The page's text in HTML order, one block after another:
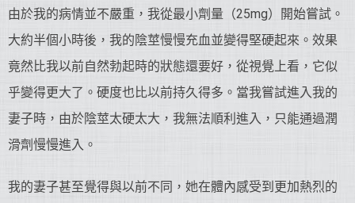
由於我的病情並不嚴重，我從最小劑量（25mg）開始嘗試。
大約半個小時後，我的陰莖慢慢充血並變得堅硬起來。效果
竟然比我以前自然勃起時的狀態還要好，從視覺上看，它似
乎變得更大了。硬度也比以前持久得多。當我嘗試進入我的
妻子時，由於陰莖太硬太大，我無法順利進入，只能通過潤
滑劑慢慢進入。
我的妻子甚至覺得與以前不同，她在體內感受到更加熱烈的